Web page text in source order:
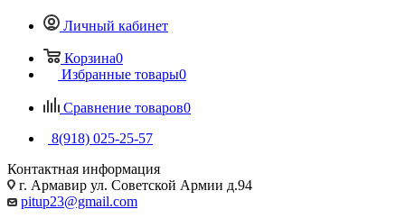
Личный кабинет
Корзина0
Избранные товары0
Сравнение товаров0
8(918) 025-25-57
Контактная информация
г. Армавир ул. Советской Армии д.94
pitup23@gmail.com